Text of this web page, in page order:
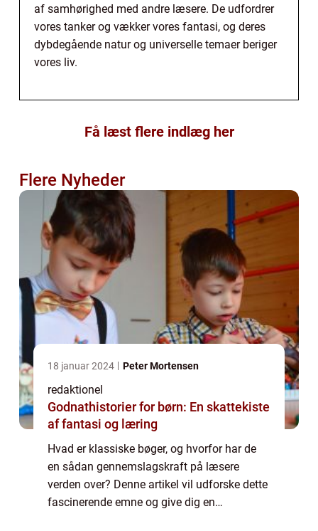
af samhørighed med andre læsere. De udfordrer
vores tanker og vækker vores fantasi, og deres
dybdegående natur og universelle temaer beriger
vores liv.
Få læst flere indlæg her
Flere Nyheder
18 januar 2024 Peter Mortensen
redaktionel
Godnathistorier for børn: En skattekiste
af fantasi og læring
Hvad er klassiske bøger, og hvorfor har de
en sådan gennemslagskraft på læsere
verden over? Denne artikel vil udforske dette
fascinerende emne og give dig en